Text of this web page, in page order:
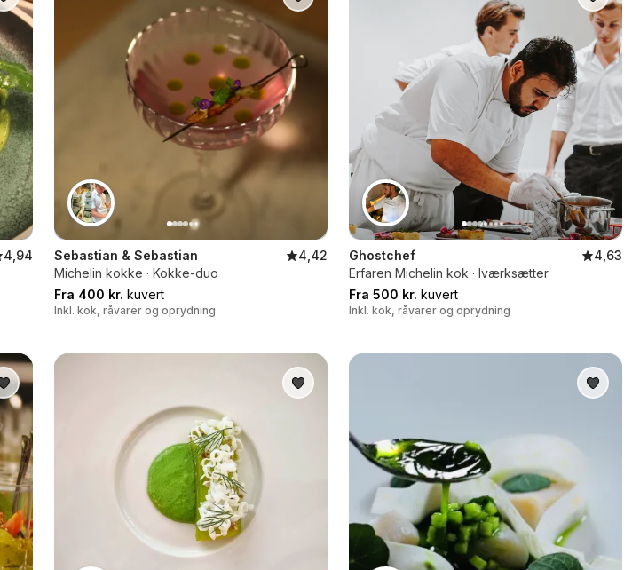
4,94
Sebastian & Sebastian
4,42
Michelin kokke · Kokke-duo
Fra 400 kr. kuvert
Inkl. kok, råvarer og oprydning
Ghostchef
4,63
Erfaren Michelin kok · Iværksætter
Fra 500 kr. kuvert
Inkl. kok, råvarer og oprydning